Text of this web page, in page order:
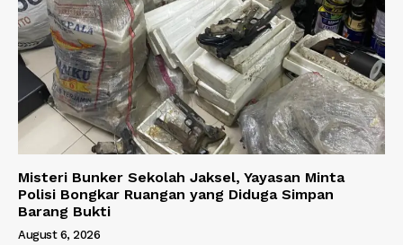
Misteri Bunker Sekolah Jaksel, Yayasan Minta
Polisi Bongkar Ruangan yang Diduga Simpan
Barang Bukti
August 6, 2026